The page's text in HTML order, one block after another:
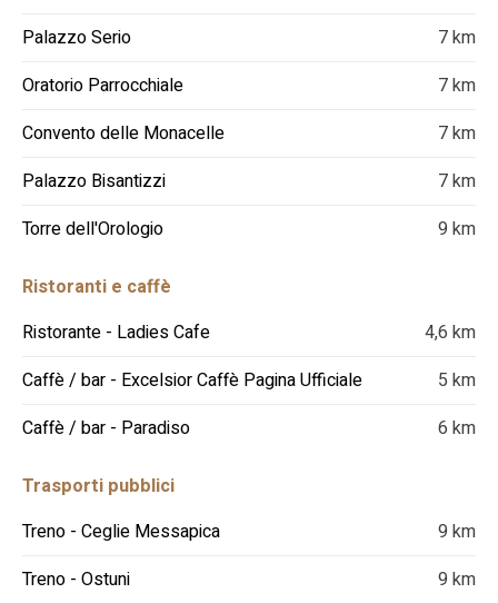
Palazzo Serio
7 km
Oratorio Parrocchiale
7 km
Convento delle Monacelle
7 km
Palazzo Bisantizzi
7 km
Torre dell'Orologio
9 km
Ristoranti e caffè
Ristorante - Ladies Cafe
4,6 km
Caffè / bar - Excelsior Caffè Pagina Ufficiale
5 km
Caffè / bar - Paradiso
6 km
Trasporti pubblici
Treno - Ceglie Messapica
9 km
Treno - Ostuni
9 km